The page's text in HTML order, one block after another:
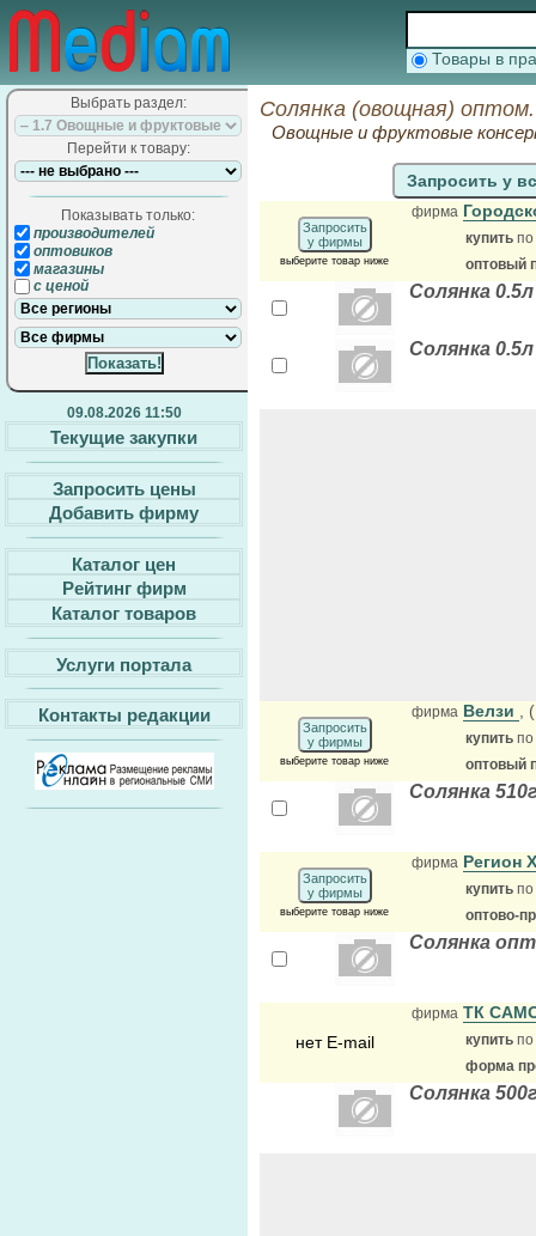
Товары в
Выбрать раздел:
Перейти к товару:
Показывать только:
производителей
оптовиков
магазины
с ценой
09.08.2026 11:50
Текущие закупки
Запросить цены
Добавить фирму
Каталог цен
Рейтинг фирм
Каталог товаров
Услуги портала
Контакты редакции
Солянка (овощная)
Овощные и фруктовые
Запросить у
Запросить
у фирмы
выберите товар ниже
фирма
купить по
оптовый
Солянка
Солянка
Запросить
у фирмы
выберите товар ниже
фирма Велзи ,
купить по
оптовый
Солянка
Запросить
у фирмы
выберите товар ниже
фирма Регион
купить по
оптово-
Солянка
нет E-mail
фирма ТК
купить по
форма
Солянка